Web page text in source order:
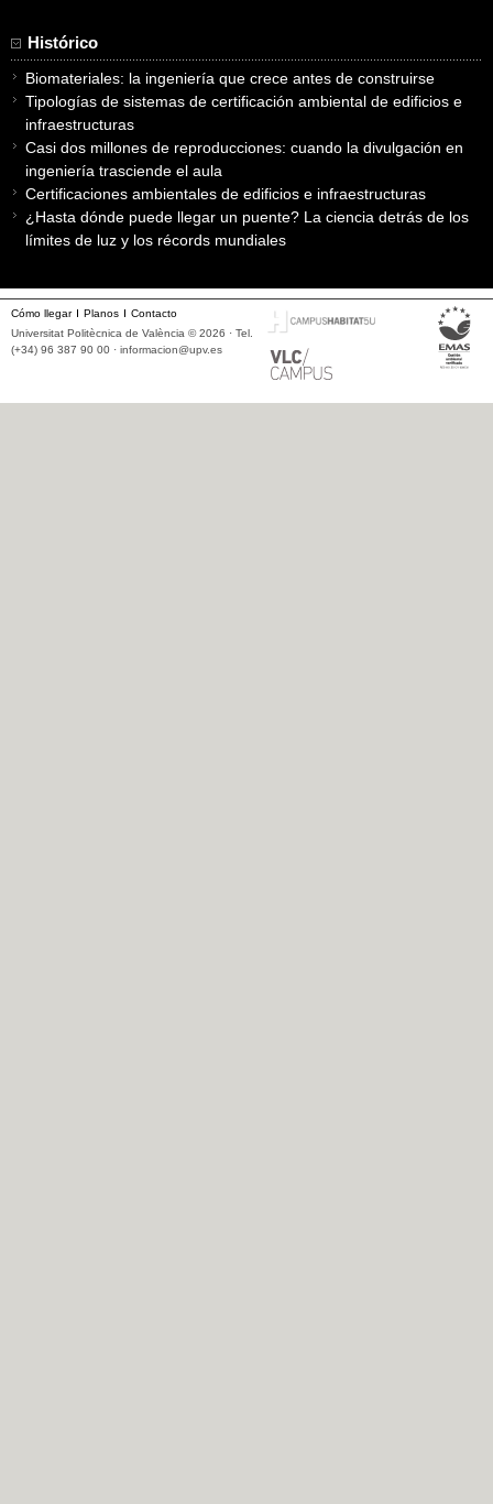
Histórico
Biomateriales: la ingeniería que crece antes de construirse
Tipologías de sistemas de certificación ambiental de edificios e
infraestructuras
Casi dos millones de reproducciones: cuando la divulgación en
ingeniería trasciende el aula
Certificaciones ambientales de edificios e infraestructuras
¿Hasta dónde puede llegar un puente? La ciencia detrás de los
límites de luz y los récords mundiales
Cómo llegar Planos
Contacto
Universitat Politècnica de València © 2026 · Tel.
(+34) 96 387 90 00 · informacion@upv.es